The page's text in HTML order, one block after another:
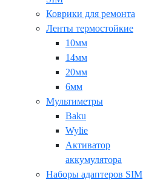
Коврики для ремонта
Ленты термостойкие
10мм
14мм
20мм
6мм
Мультиметры
Baku
Wylie
Активатор
аккумулятора
Наборы адаптеров SIM